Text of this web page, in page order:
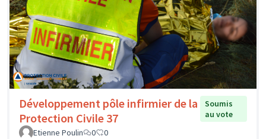
Développement pôle infirmier de la
Protection Civile 37
Soumis
au vote
Etienne Poulin
0 0